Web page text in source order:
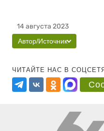
14 августа 2023
Автор/Источник
ЧИТАЙТЕ НАС В